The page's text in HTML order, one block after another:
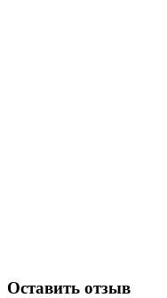
Оставить отзыв